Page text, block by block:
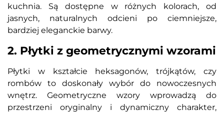
kuchnia. Są dostępne w różnych kolorach, od
jasnych, naturalnych odcieni po ciemniejsze,
bardziej eleganckie barwy.
2. Płytki z geometrycznymi wzorami
Płytki w kształcie heksagonów, trójkątów, czy
rombów to doskonały wybór do nowoczesnych
wnętrz. Geometryczne wzory wprowadzą do
przestrzeni oryginalny i dynamiczny charakter,